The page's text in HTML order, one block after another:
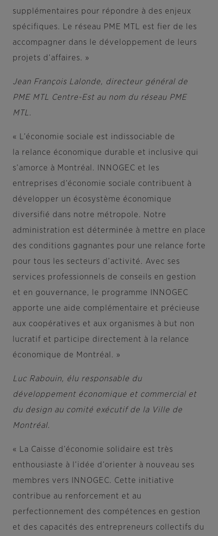
supplémentaires pour répondre à des enjeux
spécifiques. Le réseau PME MTL est fier de les
accompagner dans le développement de leurs
projets d’affaires. »
Jean François Lalonde, directeur général de
PME MTL Centre-Est au nom du réseau PME
MTL.
« L’économie sociale est indissociable de
la relance économique durable et inclusive qui
s’amorce à Montréal. INNOGEC et les
entreprises d’économie sociale contribuent à
développer un écosystème économique
diversifié dans notre métropole. Notre
administration est déterminée à mettre en place
des conditions gagnantes pour une relance forte
pour tous les secteurs d’activité. Avec ses
services professionnels de conseils en gestion
et en gouvernance, le programme INNOGEC
apporte une aide complémentaire et précieuse
aux coopératives et aux organismes à but non
lucratif et participe directement à la relance
économique de Montréal. »
Luc Rabouin, élu responsable du
développement économique et commercial et
du design au comité exécutif de la Ville de
Montréal.
« La Caisse d’économie solidaire est très
enthousiaste à l’idée d’orienter à nouveau ses
membres vers INNOGEC. Cette initiative
contribue au renforcement et au
perfectionnement des compétences en gestion
et des capacités des entrepreneurs collectifs du